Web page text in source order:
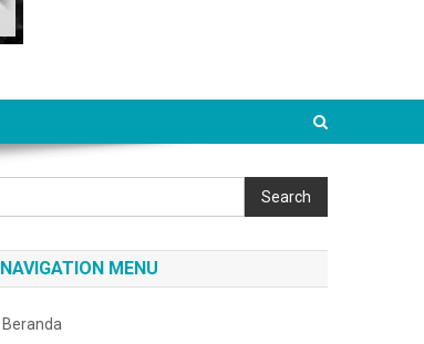
Search
NAVIGATION MENU
Beranda